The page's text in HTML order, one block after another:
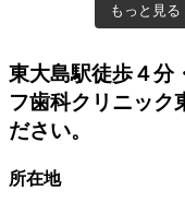
もっと見る
東大島駅徒歩４分
フ歯科クリニック
ださい。
所在地